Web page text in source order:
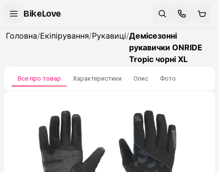
BikeLove
Головна/Екіпірування/Рукавиці/Демісезонні
рукавички ONRIDE
Tropic чорні XL
Все про товар Характеристики Опис Фото